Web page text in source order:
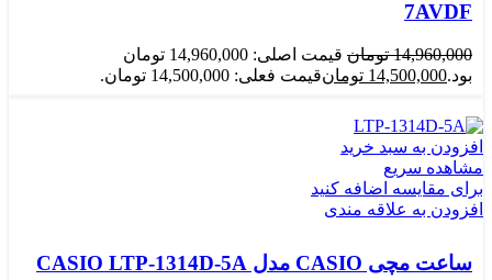
7AVDF
14,960,000 تومان
قیمت اصلی: 14,960,000 تومان
بود.14,500,000 تومانقیمت فعلی: 14,500,000 تومان.
افزودن به سبد خرید
مشاهده سریع
برای مقایسه اضافه کنید
افزودن به علاقه مندی
ساعت مچی CASIO مدل CASIO LTP-1314D-5A